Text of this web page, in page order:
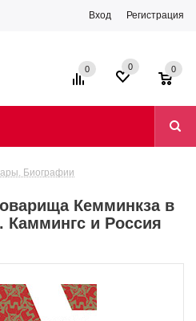
Вход Регистрация
0 0 0
Биографии
Кемминкза в
Каммингс и Россия